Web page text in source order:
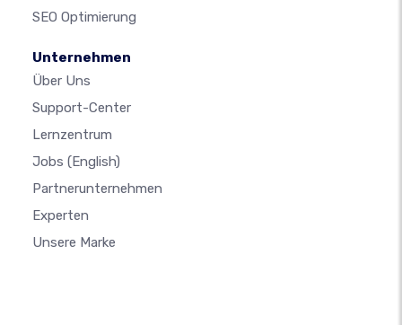
SEO Optimierung
Unternehmen
Über Uns
Support-Center
Lernzentrum
Jobs (English)
Partnerunternehmen
Experten
Unsere Marke